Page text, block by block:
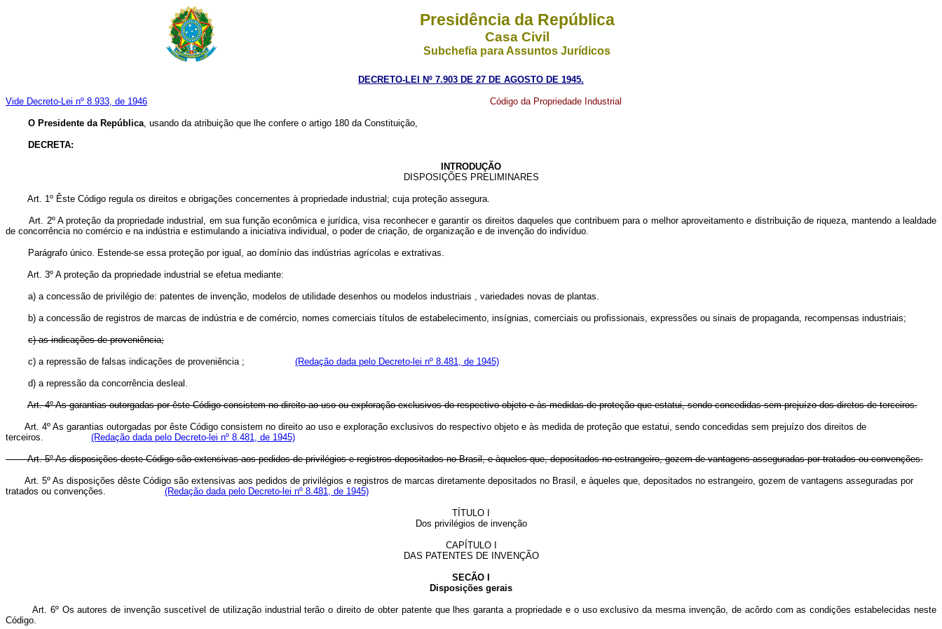
Presidência da República
Casa Civil
Subchefia para Assuntos Jurídicos
DECRETO-LEI Nº 7.903 DE 27 DE AGOSTO DE 1945.
Vide Decreto-Lei nº 8.933, de 1946 Código da Propriedade Industrial
O Presidente da República, usando da atribuição que lhe confere o artigo 180 da Constituição,
DECRETA:
INTRODUÇÃO
DISPOSIÇÕES PRELIMINARES
Art. 1º Êste Código regula os direitos e obrigações concernentes à propriedade industrial; cuja proteção assegura.
Art. 2º A proteção da propriedade industrial, em sua função econômica e jurídica, visa reconhecer e garantir os direitos daqueles que contribuem para o melhor aproveitamento e distribuição de riqueza, mantendo a lealdade
de concorrência no comércio e na indústria e estimulando a iniciativa individual, o poder de criação, de organização e de invenção do indivíduo.
Parágrafo único. Estende-se essa proteção por igual, ao domínio das indústrias agrícolas e extrativas.
Art. 3º A proteção da propriedade industrial se efetua mediante:
a) a concessão de privilégio de: patentes de invenção, modelos de utilidade desenhos ou modelos industriais , variedades novas de plantas.
b) a concessão de registros de marcas de indústria e de comércio, nomes comerciais títulos de estabelecimento, insígnias, comerciais ou profissionais, expressões ou sinais de propaganda, recompensas industriais;
c) as indicações de proveniência;
c) a repressão de falsas indicações de proveniência ; (Redação dada pelo Decreto-lei nº 8.481, de 1945)
d) a repressão da concorrência desleal.
Art. 4º As garantias outorgadas por êste Código consistem no direito ao uso ou exploração exclusivos do respectivo objeto e às medidas de proteção que estatui, sendo concedidas sem prejuízo dos diretos de terceiros.
Art. 4º As garantias outorgadas por êste Código consistem no direito ao uso e exploração exclusivos do respectivo objeto e às medida de proteção que estatui, sendo concedidas sem prejuízo dos direitos de
terceiros. (Redação dada pelo Decreto-lei nº 8.481, de 1945)
Art. 5º As disposições deste Código são extensivas aos pedidos de privilégios e registros depositados no Brasil, e àqueles que, depositados no estrangeiro, gozem de vantagens asseguradas por tratados ou convenções.
Art. 5º As disposições dêste Código são extensivas aos pedidos de privilégios e registros de marcas diretamente depositados no Brasil, e àqueles que, depositados no estrangeiro, gozem de vantagens asseguradas por
tratados ou convenções. (Redação dada pelo Decreto-lei nº 8.481, de 1945)
TÍTULO I
Dos privilégios de invenção
CAPÍTULO I
DAS PATENTES DE INVENÇÃO
SECÃO I
Disposições gerais
Art. 6º Os autores de invenção suscetível de utilização industrial terão o direito de obter patente que lhes garanta a propriedade e o uso exclusivo da mesma invenção, de acôrdo com as condições estabelecidas neste
Código.